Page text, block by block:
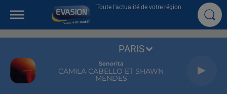
Toute l'actualité de votre région
Senorita
CAMILA CABELLO ET SHAWN
MENDES
PARIS